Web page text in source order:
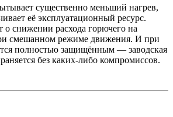
существенно меньший нагрев,
её эксплуатационный ресурс.
снижении расхода горючего на
смешанном режиме движения. И при
полностью защищённым — заводская
без каких-либо компромиссов.